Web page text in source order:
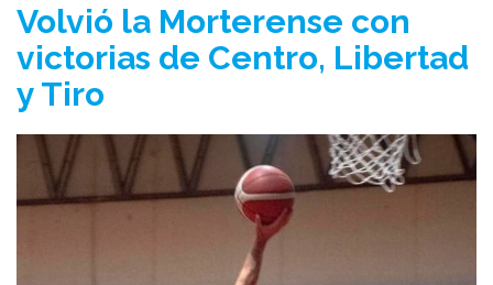
Volvió la Morterense con
victorias de Centro, Libertad
y Tiro